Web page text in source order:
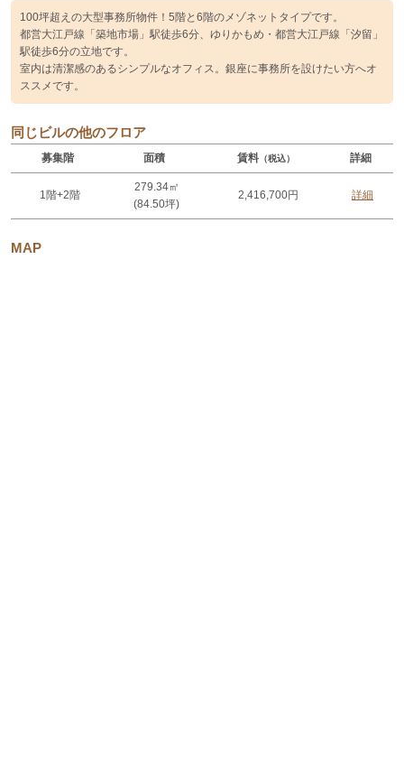
100坪超えの大型事務所物件！5階と6階のメゾネットタイプです。
都営大江戸線「築地市場」駅徒歩6分、ゆりかもめ・都営大江戸線「汐留」
駅徒歩6分の立地です。
室内は清潔感のあるシンプルなオフィス。銀座に事務所を設けたい方へオ
ススメです。
同じビルの他のフロア
募集階 面積 賃料 （税込） 詳細
1階+2階
279.34㎡
(84.50坪)
2,416,700円 詳細
MAP